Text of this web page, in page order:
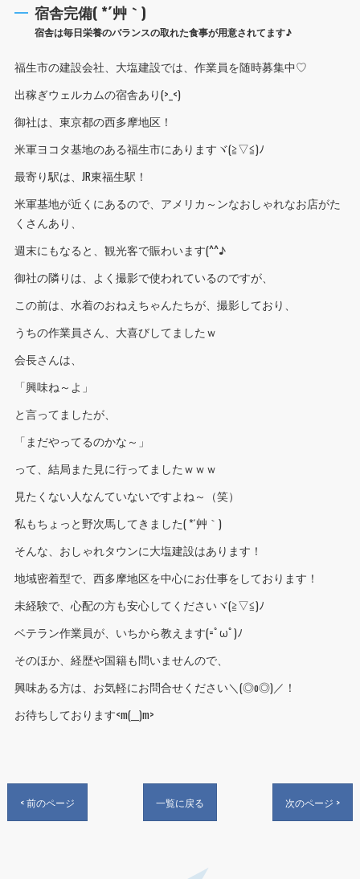
宿舎完備( *´艸｀)
宿舎は毎日栄養のバランスの取れた食事が用意されてます♪
福生市の建設会社、大塩建設では、作業員を随時募集中♡
出稼ぎウェルカムの宿舎あり(>_<)
御社は、東京都の西多摩地区！
米軍ヨコタ基地のある福生市にありますヾ(≧▽≦)ﾉ
最寄り駅は、JR東福生駅！
米軍基地が近くにあるので、アメリカ～ンなおしゃれなお店がた
くさんあり、
週末にもなると、観光客で賑わいます(^^♪
御社の隣りは、よく撮影で使われているのですが、
この前は、水着のおねえちゃんたちが、撮影しており、
うちの作業員さん、大喜びしてましたｗ
会長さんは、
「興味ね～よ」
と言ってましたが、
「まだやってるのかな～」
って、結局また見に行ってましたｗｗｗ
見たくない人なんていないですよね～（笑）
私もちょっと野次馬してきました( *´艸｀)
そんな、おしゃれタウンに大塩建設はあります！
地域密着型で、西多摩地区を中心にお仕事をしております！
未経験で、心配の方も安心してくださいヾ(≧▽≦)ﾉ
ベテラン作業員が、いちから教えます(=ﾟωﾟ)ﾉ
そのほか、経歴や国籍も問いませんので、
興味ある方は、お気軽にお問合せください＼(◎o◎)／！
お待ちしております<m(__)m>
< 前のページ 一覧に戻る 次のページ >